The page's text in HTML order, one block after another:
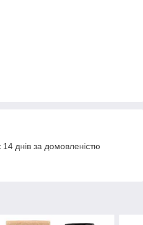
днів за домовленістю